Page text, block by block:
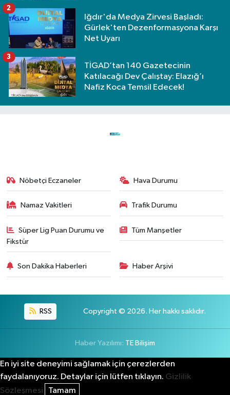
Iğdır'da Medya Zirvesi Başladı:
Gürlek'ten Dezenformasyona Karşı
Net Uyarı
2
TİGAD’tan 140 Gazetecinin
Katılacağı Dev Çalıştay: Elazığ’ı
Nafiz Koca Temsil Edecek!
3
Nöbetçi Eczaneler Hava Durumu
Namaz Vakitleri Trafik Durumu
Süper Lig Puan Durumu ve
Fikstür
Tüm Manşetler
Son Dakika Haberleri Haber Arşivi
RSS Copyright © 2026. Her hakkı saklıdır.
Haber Yazılımı: TE Bilişim
En iyi site deneyimi sağlamak için çerezlerden
faydalanıyoruz. Detaylar için lütfen tıklayın. Gizlilik
Sözleşmesi
Tamam